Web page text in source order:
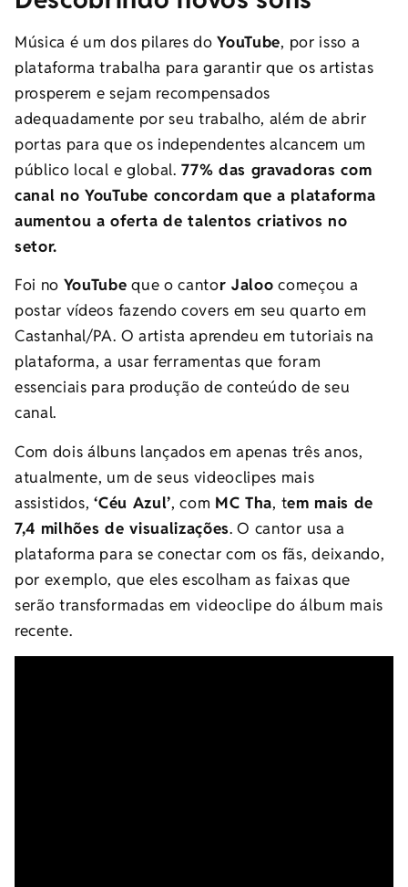
Música é um dos pilares doYouTube, por isso a
plataforma trabalha para garantir que os artistas
prosperem e sejam recompensados
adequadamente por seu trabalho, além de abrir
portas para que os independentes alcancem um
público local e global. 77% das gravadoras com
canal no YouTube concordam que a plataforma
aumentou a oferta de talentos criativos no
setor.
Foi no YouTube que o cantor Jaloo começou a
postar vídeos fazendo covers em seu quarto em
Castanhal/PA. O artista aprendeu em tutoriais na
plataforma, a usar ferramentas que foram
essenciais para produção de conteúdo de seu
canal.
Com dois álbuns lançados em apenas três anos,
atualmente, um de seus videoclipes mais
assistidos,‘Céu Azul’, com MC Tha, tem mais de
7,4 milhões de visualizações. O cantor usa a
plataforma para se conectar com os fãs, deixando,
por exemplo, que eles escolham as faixas que
serão transformadas em videoclipe do álbum mais
recente.